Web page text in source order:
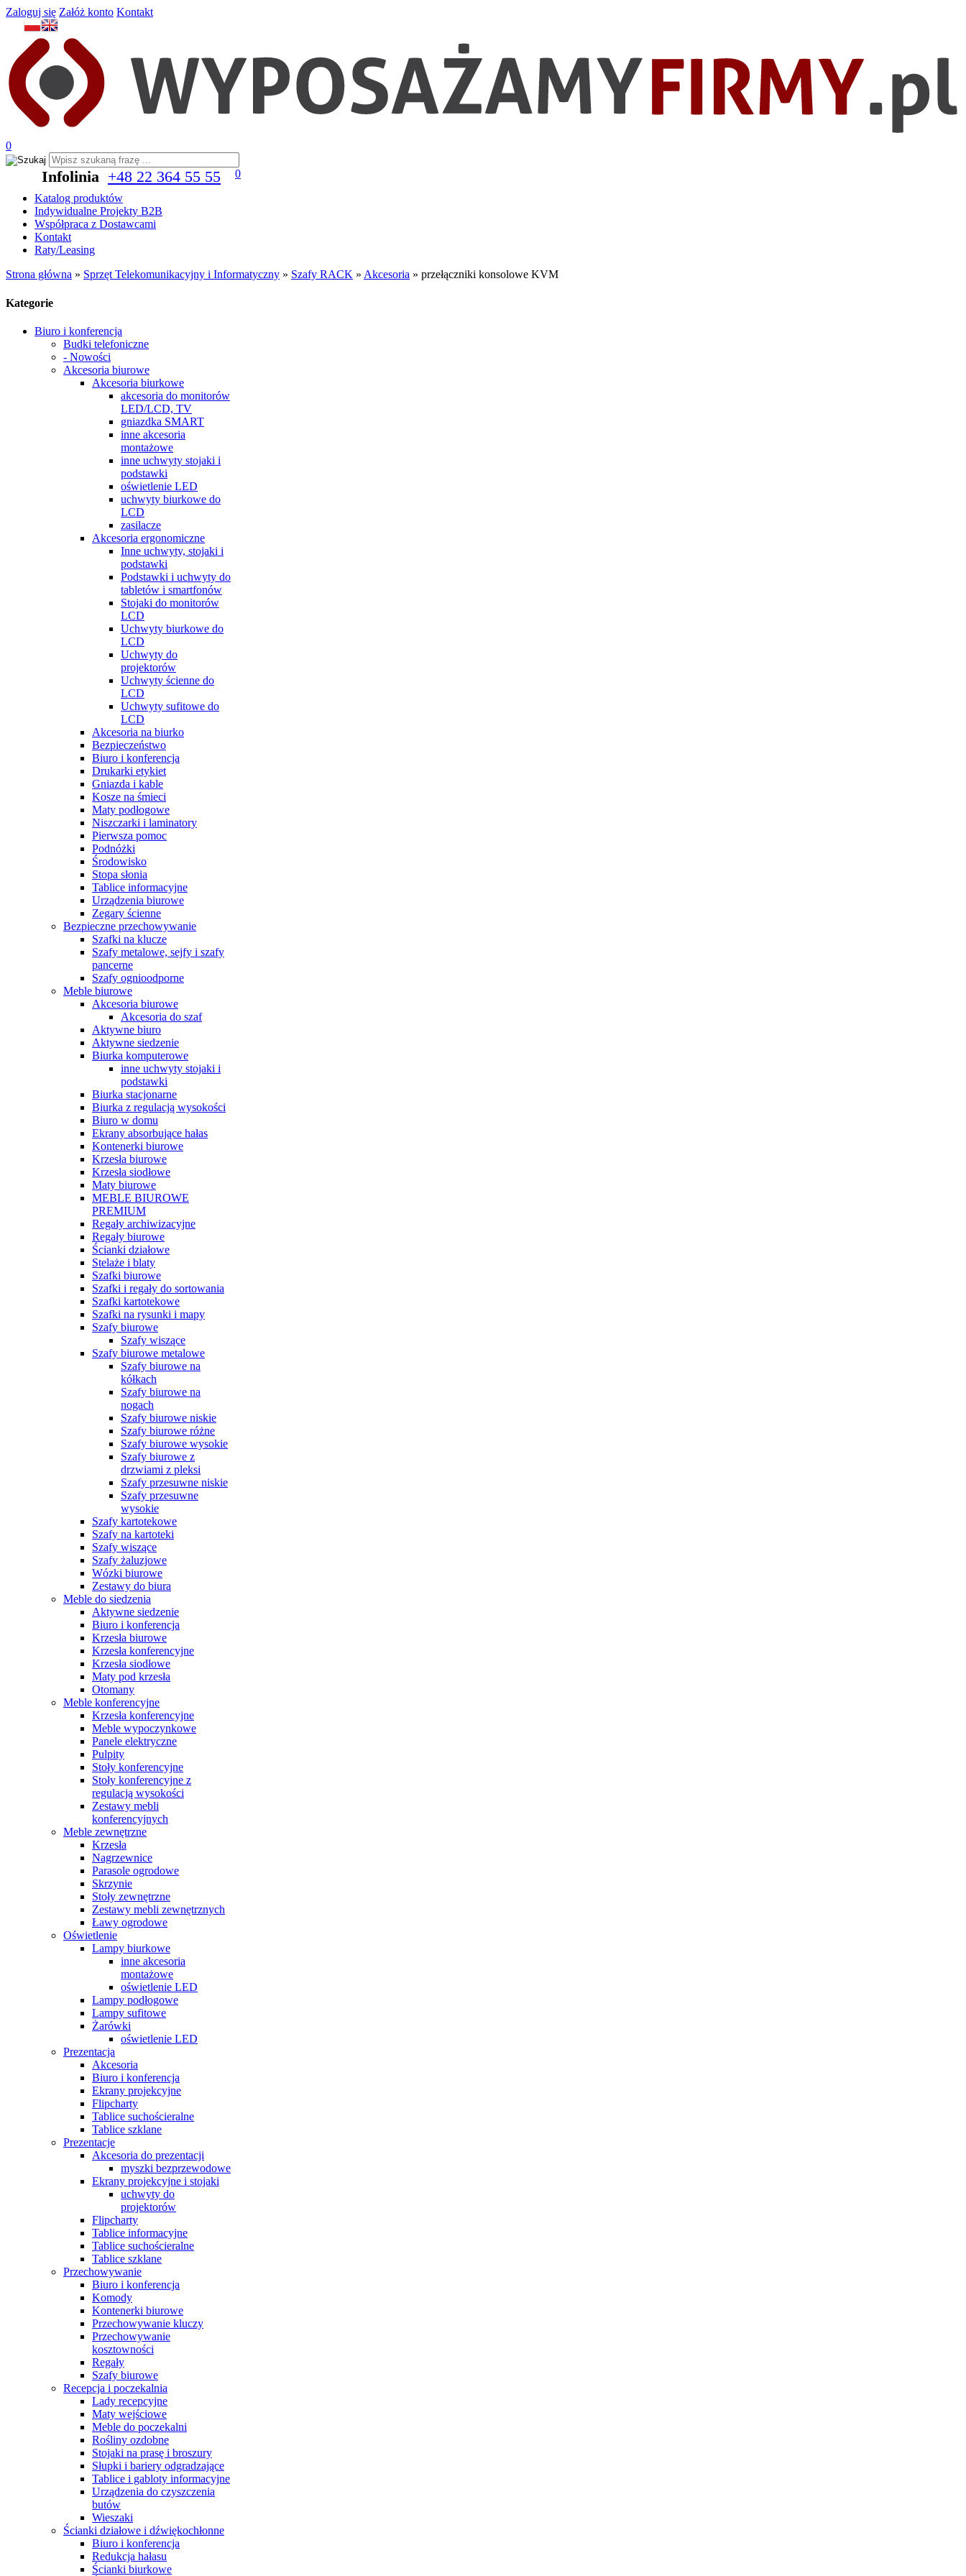
Zaloguj się Załóż konto Kontakt
0
Infolinia +48 22 364 55 55
0
Katalog produktów
Indywidualne Projekty B2B
Współpraca z Dostawcami
Kontakt
Raty/Leasing
Strona główna » Sprzęt Telekomunikacyjny i Informatyczny » Szafy RACK » Akcesoria » przełączniki konsolowe KVM
Kategorie
Biuro i konferencja
Budki telefoniczne
- Nowości
Akcesoria biurowe
Akcesoria biurkowe
akcesoria do monitorów
LED/LCD, TV
gniazdka SMART
inne akcesoria
montażowe
inne uchwyty stojaki i
podstawki
oświetlenie LED
uchwyty biurkowe do
LCD
zasilacze
Akcesoria ergonomiczne
Inne uchwyty, stojaki i
podstawki
Podstawki i uchwyty do
tabletów i smartfonów
Stojaki do monitorów
LCD
Uchwyty biurkowe do
LCD
Uchwyty do
projektorów
Uchwyty ścienne do
LCD
Uchwyty sufitowe do
LCD
Akcesoria na biurko
Bezpieczeństwo
Biuro i konferencja
Drukarki etykiet
Gniazda i kable
Kosze na śmieci
Maty podłogowe
Niszczarki i laminatory
Pierwsza pomoc
Podnóżki
Środowisko
Stopa słonia
Tablice informacyjne
Urządzenia biurowe
Zegary ścienne
Bezpieczne przechowywanie
Szafki na klucze
Szafy metalowe, sejfy i szafy
pancerne
Szafy ognioodporne
Meble biurowe
Akcesoria biurowe
Akcesoria do szaf
Aktywne biuro
Aktywne siedzenie
Biurka komputerowe
inne uchwyty stojaki i
podstawki
Biurka stacjonarne
Biurka z regulacją wysokości
Biuro w domu
Ekrany absorbujące hałas
Kontenerki biurowe
Krzesła biurowe
Krzesła siodłowe
Maty biurowe
MEBLE BIUROWE
PREMIUM
Regały archiwizacyjne
Regały biurowe
Ścianki działowe
Stelaże i blaty
Szafki biurowe
Szafki i regały do sortowania
Szafki kartotekowe
Szafki na rysunki i mapy
Szafy biurowe
Szafy wiszące
Szafy biurowe metalowe
Szafy biurowe na
kółkach
Szafy biurowe na
nogach
Szafy biurowe niskie
Szafy biurowe różne
Szafy biurowe wysokie
Szafy biurowe z
drzwiami z pleksi
Szafy przesuwne niskie
Szafy przesuwne
wysokie
Szafy kartotekowe
Szafy na kartoteki
Szafy wiszące
Szafy żaluzjowe
Wózki biurowe
Zestawy do biura
Meble do siedzenia
Aktywne siedzenie
Biuro i konferencja
Krzesła biurowe
Krzesła konferencyjne
Krzesła siodłowe
Maty pod krzesła
Otomany
Meble konferencyjne
Krzesła konferencyjne
Meble wypoczynkowe
Panele elektryczne
Pulpity
Stoły konferencyjne
Stoły konferencyjne z
regulacją wysokości
Zestawy mebli
konferencyjnych
Meble zewnętrzne
Krzesła
Nagrzewnice
Parasole ogrodowe
Skrzynie
Stoły zewnętrzne
Zestawy mebli zewnętrznych
Ławy ogrodowe
Oświetlenie
Lampy biurkowe
inne akcesoria
montażowe
oświetlenie LED
Lampy podłogowe
Lampy sufitowe
Żarówki
oświetlenie LED
Prezentacja
Akcesoria
Biuro i konferencja
Ekrany projekcyjne
Flipcharty
Tablice suchościeralne
Tablice szklane
Prezentacje
Akcesoria do prezentacji
myszki bezprzewodowe
Ekrany projekcyjne i stojaki
uchwyty do
projektorów
Flipcharty
Tablice informacyjne
Tablice suchościeralne
Tablice szklane
Przechowywanie
Biuro i konferencja
Komody
Kontenerki biurowe
Przechowywanie kluczy
Przechowywanie
kosztowności
Regały
Szafy biurowe
Recepcja i poczekalnia
Lady recepcyjne
Maty wejściowe
Meble do poczekalni
Rośliny ozdobne
Stojaki na prasę i broszury
Słupki i bariery odgradzające
Tablice i gabloty informacyjne
Urządzenia do czyszczenia
butów
Wieszaki
Ścianki działowe i dźwiękochłonne
Biuro i konferencja
Redukcja hałasu
Ścianki biurkowe